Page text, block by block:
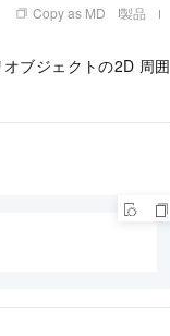
Copy as MD 製品
オブジェクトの2D 周囲